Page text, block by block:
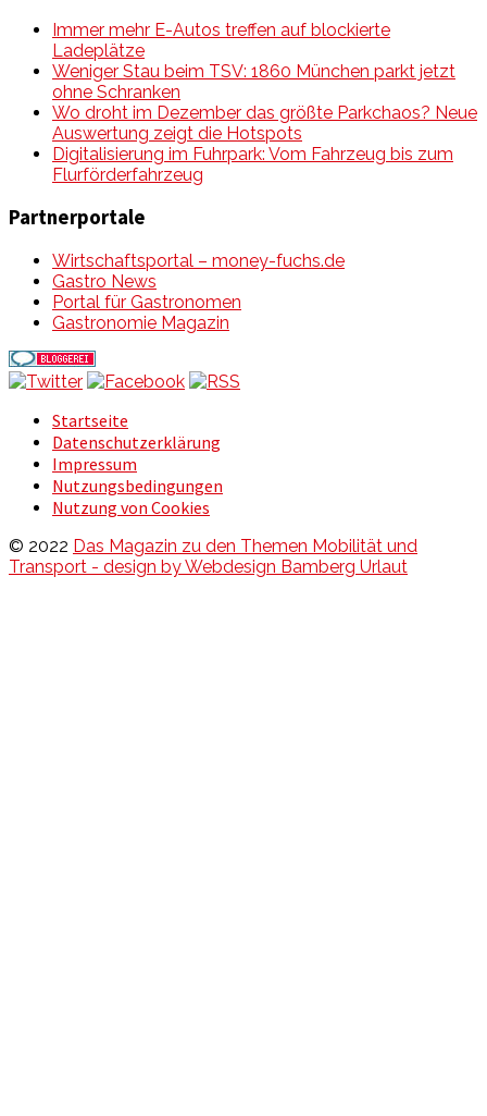
Immer mehr E-Autos treffen auf blockierte
Ladeplätze
Weniger Stau beim TSV: 1860 München parkt jetzt
ohne Schranken
Wo droht im Dezember das größte Parkchaos? Neue
Auswertung zeigt die Hotspots
Digitalisierung im Fuhrpark: Vom Fahrzeug bis zum
Flurförderfahrzeug
Partnerportale
Wirtschaftsportal – money-fuchs.de
Gastro News
Portal für Gastronomen
Gastronomie Magazin
Startseite
Datenschutzerklärung
Impressum
Nutzungsbedingungen
Nutzung von Cookies
© 2022 Das Magazin zu den Themen Mobilität und
Transport - design by Webdesign Bamberg Urlaut